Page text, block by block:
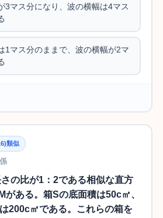
3マス分になり、波の横幅は4マス
1マス分のままで、波の横幅が2マ
類似
の比が1：2である相似な直方
がある。箱Sの底面積は50c㎡、
200c㎡である。これらの箱を